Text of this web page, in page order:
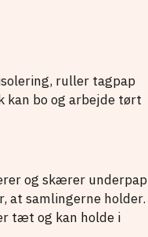
ruller tagpap
kan bo og arbejde tørt
og skærer underpap
at samlingerne holder.
tæt og kan holde i